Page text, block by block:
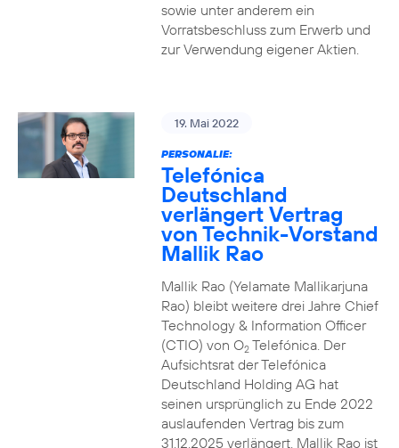
sowie unter anderem ein
Vorratsbeschluss zum Erwerb und
zur Verwendung eigener Aktien.
19. Mai 2022
PERSONALIE:
Telefónica
Deutschland
verlängert Vertrag
von Technik-Vorstand
Mallik Rao
Mallik Rao (Yelamate Mallikarjuna
Rao) bleibt weitere drei Jahre Chief
Technology & Information Officer
(CTIO) von O2Telefónica. Der
Aufsichtsrat der Telefónica
Deutschland Holding AG hat
seinen ursprünglich zu Ende 2022
auslaufenden Vertrag bis zum
31.12.2025 verlängert. Mallik Rao ist